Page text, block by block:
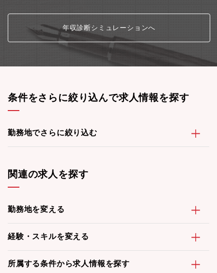
年収診断シミュレーションへ
条件をさらに絞り込んで求人情報を探す
勤務地でさらに絞り込む
関連の求人を探す
勤務地を変える
経験・スキルを変える
所属する条件から求人情報を探す